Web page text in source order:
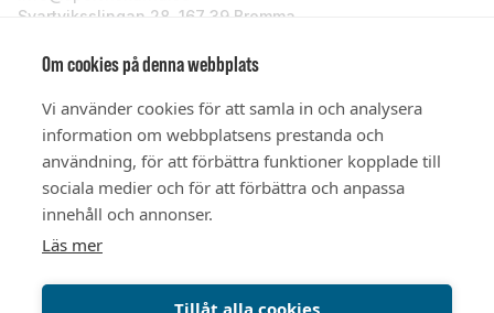
Om cookies på denna webbplats
Vi använder cookies för att samla in och analysera
information om webbplatsens prestanda och
användning, för att förbättra funktioner kopplade till
sociala medier och för att förbättra och anpassa
innehåll och annonser.
Läs mer
Tillåt alla cookies
Svartviksslingan 28, 167 39 Bromma
Sportfiskarna
Om oss
Stöd oss